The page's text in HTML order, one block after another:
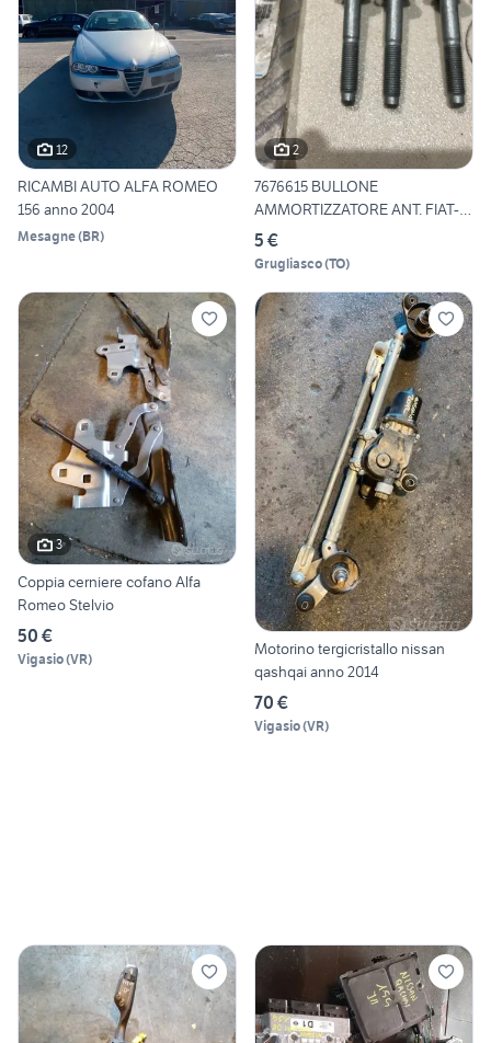
12
RICAMBI AUTO ALFA ROMEO
156 anno 2004
Mesagne(BR)
2
7676615 BULLONE
AMMORTIZZATORE ANT. FIAT-
LANCIA-AL
5 €
Grugliasco(TO)
3
Coppia cerniere cofano Alfa
Romeo Stelvio
50 €
Vigasio(VR)
Motorino tergicristallo nissan
qashqai anno 2014
70 €
Vigasio(VR)